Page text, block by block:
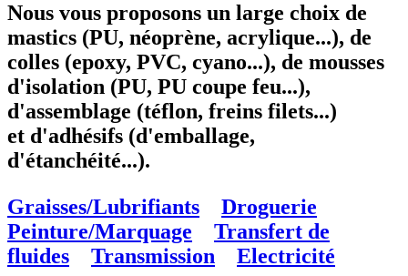
Nous vous proposons un large choix de
mastics (PU, néoprène, acrylique...), de
colles (epoxy, PVC, cyano...), de mousses
d'isolation (PU, PU coupe feu...),
d'assemblage (téflon, freins filets...)
et d'adhésifs (d'emballage,
d'étanchéité...).
Graisses/Lubrifiants
Droguerie
Peinture/Marquage
Transfert de
fluides
Transmission Electricité